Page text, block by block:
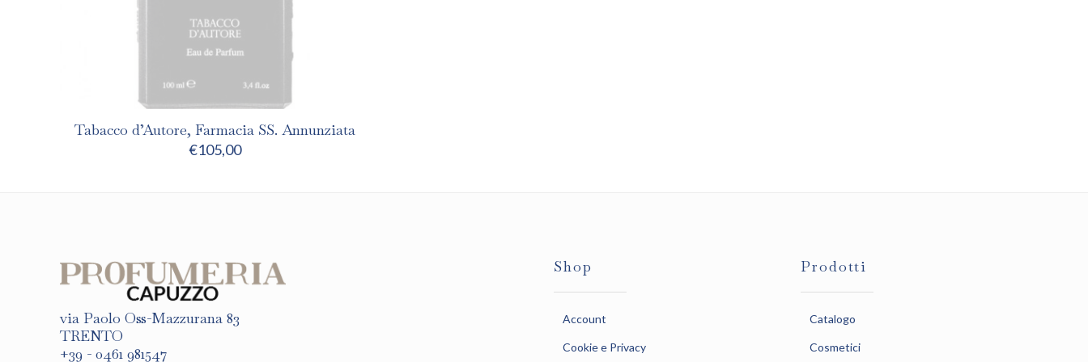
Tabacco d’Autore, Farmacia SS. Annunziata
€105,00
via Paolo Oss-Mazzurana 83
TRENTO
+39 - 0461 981547
Shop
Account
Cookie e Privacy
Prodotti
Catalogo
Cosmetici